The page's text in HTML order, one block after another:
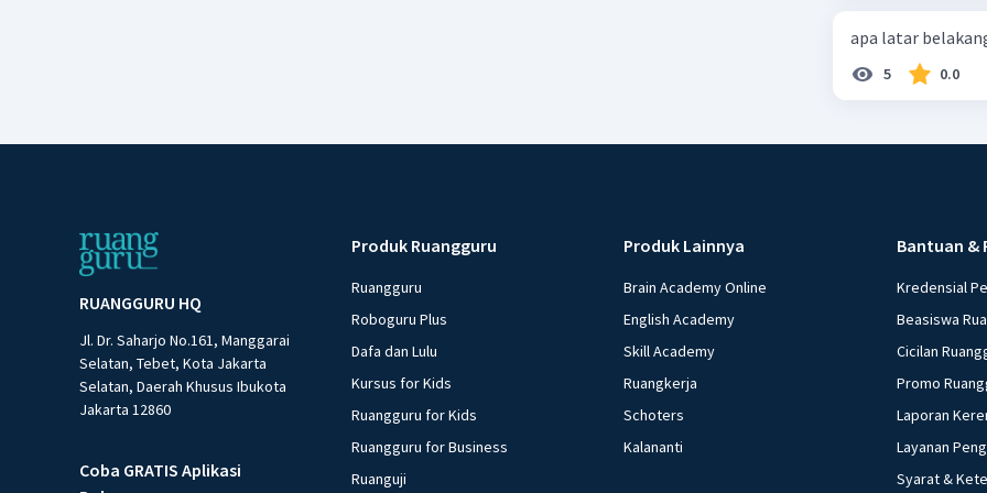
Bank / bukan
dilakukan
masyarakat
Rp14.000,
Vina? A.
apa latar
5 0.0
RUANGGURU HQ
Jl. Dr. Saharjo No.161, Manggarai
Selatan, Tebet, Kota Jakarta
Selatan, Daerah Khusus Ibukota
Jakarta 12860
Coba GRATIS Aplikasi
Produk Ruangguru
Ruangguru
Roboguru Plus
Dafa dan Lulu
Kursus for Kids
Ruangguru for Kids
Ruangguru for Business
Ruanguji
Produk Lainnya
Brain Academy Online
English Academy
Skill Academy
Ruangkerja
Schoters
Kalananti
Bantuan &
Kredensial
Beasiswa
Cicilan
Promo
Laporan
Layanan
Syarat &